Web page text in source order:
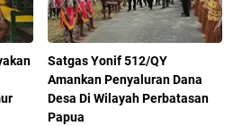
Satgas Yonif 512/QY
Amankan Penyaluran Dana
Desa Di Wilayah Perbatasan
Papua